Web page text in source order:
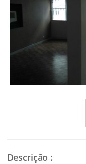
Descrição :